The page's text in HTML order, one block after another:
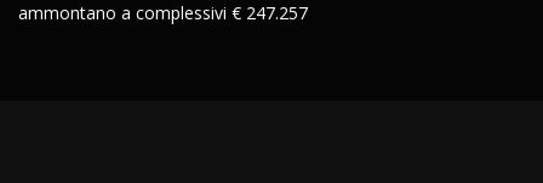
ammontano a complessivi € 247.257